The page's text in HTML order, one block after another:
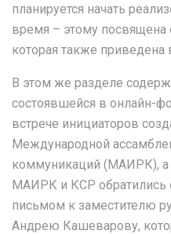
планируется начать
время – этому посвящена
которая также приведена
В этом же разделе
состоявшейся в онлайн-
встрече инициаторов
Международной
коммуникаций (МАИРК), а
МАИРК и КСР обратились
письмом к заместителю
Андрею Кашеварову,